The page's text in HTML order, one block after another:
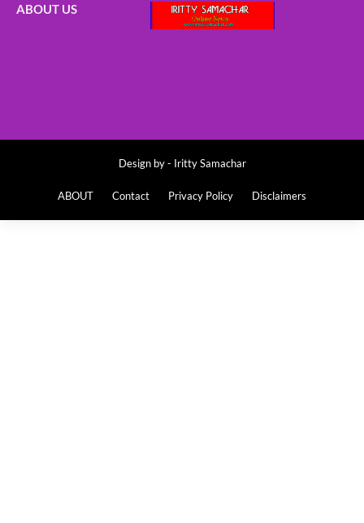
ABOUT US
Design by - Iritty Samachar
ABOUT Contact Privacy Policy Disclaimers